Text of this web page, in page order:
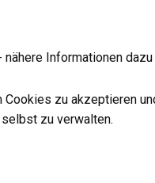
Informationen
Cookies zu akzeptieren
zu verwalten.